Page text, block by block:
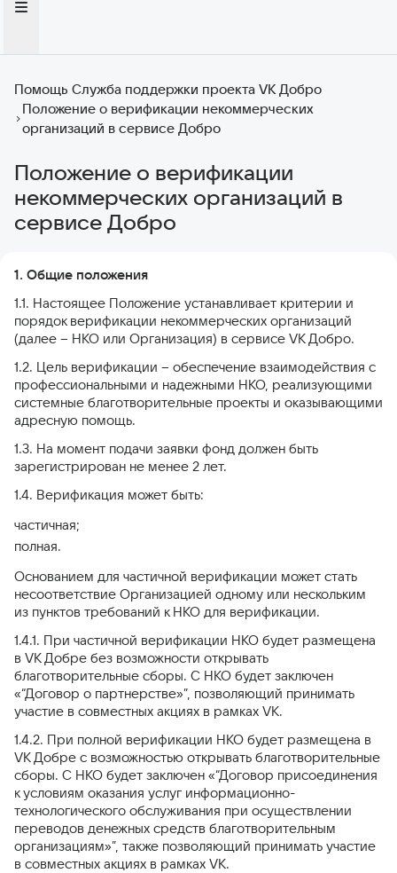
Помощь Служба поддержки проекта VK Добро
Положение о верификации некоммерческих
организаций в сервисе Добро
Положение о верификации
некоммерческих организаций в
сервисе Добро
1. Общие положения
1.1. Настоящее Положение устанавливает критерии и
порядок верификации некоммерческих организаций
(далее – НКО или Организация) в сервисе VK Добро.
1.2. Цель верификации – обеспечение взаимодействия с
профессиональными и надежными НКО, реализующими
системные благотворительные проекты и оказывающими
адресную помощь.
1.3. На момент подачи заявки фонд должен быть
зарегистрирован не менее 2 лет.
1.4. Верификация может быть:
частичная;
полная.
Основанием для частичной верификации может стать
несоответствие Организацией одному или нескольким
из пунктов требований к НКО для верификации.
1.4.1. При частичной верификации НКО будет размещена
в VK Добре без возможности открывать
благотворительные сборы. С НКО будет заключен
«“Договор о партнерстве»”, позволяющий принимать
участие в совместных акциях в рамках VK.
1.4.2. При полной верификации НКО будет размещена в
VK Добре с возможностью открывать благотворительные
сборы. С НКО будет заключен «“Договор присоединения
к условиям оказания услуг информационно-
технологического обслуживания при осуществлении
переводов денежных средств благотворительным
организациям»”, также позволяющий принимать участие
в совместных акциях в рамках VK.